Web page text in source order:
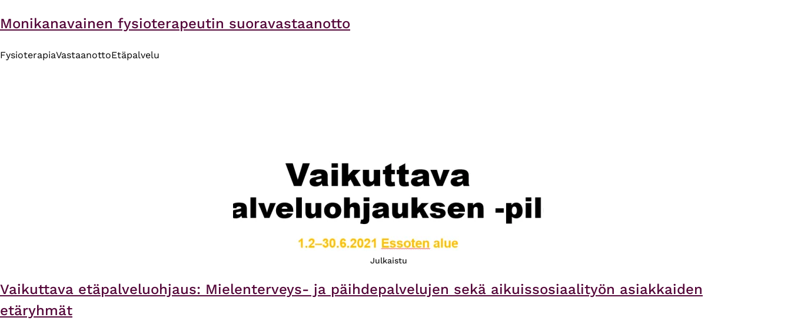
Monikanavainen fysioterapeutin suoravastaanotto
FysioterapiaVastaanottoEtäpalvelu
Julkaistu
Vaikuttava etäpalveluohjaus: Mielenterveys- ja päihdepalvelujen sekä aikuissosiaalityön asiakkaiden
etäryhmät